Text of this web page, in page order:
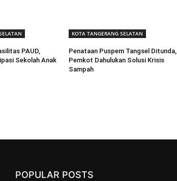
PAUD,
Sekolah Anak
KOTA TANGERANG SELATAN
Penataan Puspem Tangsel Ditunda,
Pemkot Dahulukan Solusi Krisis
Sampah
POPULAR POSTS